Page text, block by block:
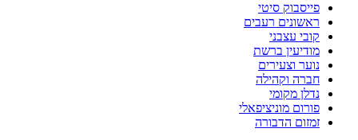
פייסבוק סיטי
ראשונים רעבים
קובי עצבני
מודיעין ברשת
נוער וצעירים
חברה וקהילה
נדלן מקומי
פורום מוניציפאלי
זמזום הדבורה